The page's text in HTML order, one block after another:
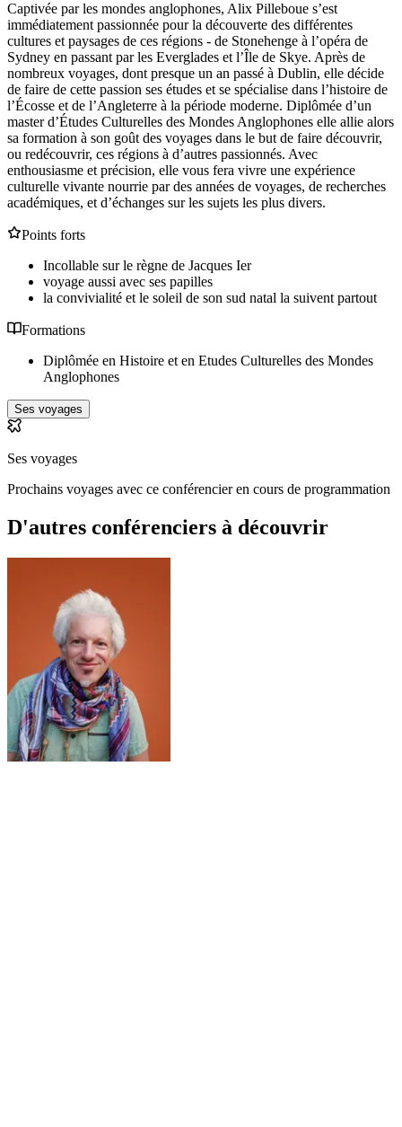
Captivée par les mondes anglophones, Alix Pilleboue s’est
immédiatement passionnée pour la découverte des différentes
cultures et paysages de ces régions - de Stonehenge à l’opéra de
Sydney en passant par les Everglades et l’Île de Skye. Après de
nombreux voyages, dont presque un an passé à Dublin, elle décide
de faire de cette passion ses études et se spécialise dans l’histoire de
l’Écosse et de l’Angleterre à la période moderne. Diplômée d’un
master d’Études Culturelles des Mondes Anglophones elle allie alors
sa formation à son goût des voyages dans le but de faire découvrir,
ou redécouvrir, ces régions à d’autres passionnés. Avec
enthousiasme et précision, elle vous fera vivre une expérience
culturelle vivante nourrie par des années de voyages, de recherches
académiques, et d’échanges sur les sujets les plus divers.
Points forts
Incollable sur le règne de Jacques Ier
voyage aussi avec ses papilles
la convivialité et le soleil de son sud natal la suivent partout
Formations
Diplômée en Histoire et en Etudes Culturelles des Mondes
Anglophones
Ses voyages
Ses voyages
Prochains voyages avec ce conférencier en cours de programmation
D'autres conférenciers à découvrir